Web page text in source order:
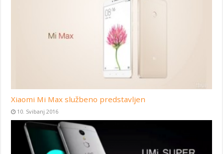
Xiaomi Mi Max službeno predstavljen
10. Svibanj 2016